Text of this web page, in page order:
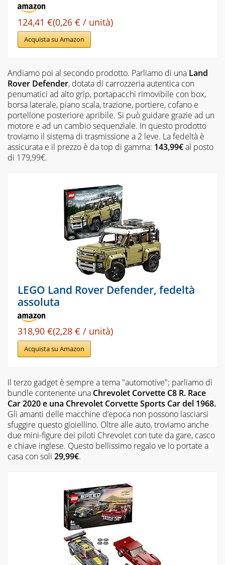
124,41 €(0,26 € / unità)
Acquista su Amazon
Andiamo poi al secondo prodotto. Parliamo di una Land
Rover Defender, dotata di carrozzeria autentica con
penumatici ad alto grip, portapacchi rimovibile con box,
borsa laterale, piano scala, trazione, portiere, cofano e
portellone posteriore apribile. Si può guidare grazie ad un
motore e ad un cambio sequenziale. In questo prodotto
troviamo il sistema di trasmissione a 2 leve. La fedeltà è
assicurata e il prezzo è da top di gamma: 143,99€al posto
di 179,99€.
LEGO Land Rover Defender, fedeltà
assoluta
318,90 €(2,28 € / unità)
Acquista su Amazon
Il terzo gadget è sempre a tema "automotive"; parliamo di
bundle contenente una Chrevolet Corvette C8 R. Race
Car 2020 e una Chrevolet Corvette Sports Car del 1968.
Gli amanti delle macchine d’epoca non possono lasciarsi
sfuggire questo gioiellino. Oltre alle auto, troviamo anche
due mini-figure dei piloti Chrevolet con tute da gare, casco
e chiave inglese. Questo bellissimo regalo ve lo portate a
casa con soli 29,99€.